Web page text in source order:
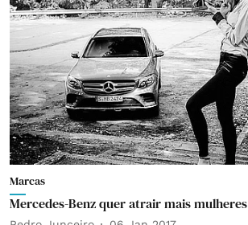
Marcas
Mercedes-Benz quer atrair mais mulheres